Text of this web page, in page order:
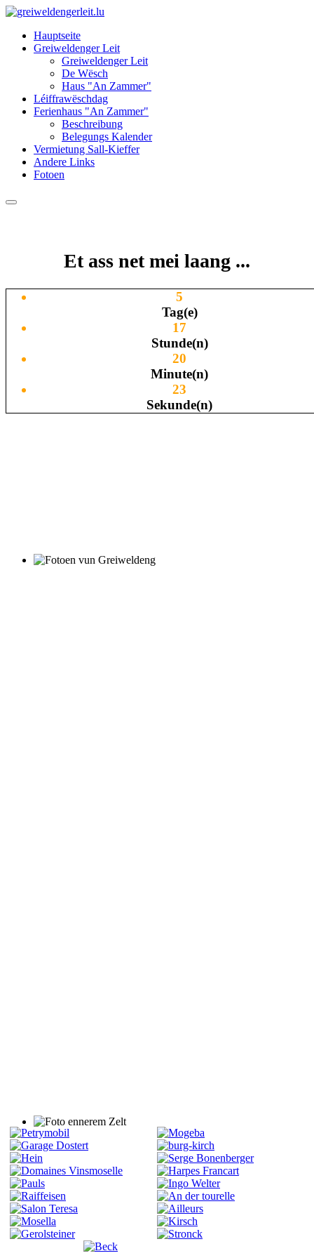
Hauptseite
Greiweldenger Leit
Greiweldenger Leit
De Wësch
Haus "An Zammer"
Léiffrawëschdag
Ferienhaus "An Zammer"
Beschreibung
Belegungs Kalender
Vermietung Sall-Kieffer
Andere Links
Fotoen
Et ass net mei laang ...
5
Tag(e)
17
Stunde(n)
20
Minute(n)
23
Sekunde(n)